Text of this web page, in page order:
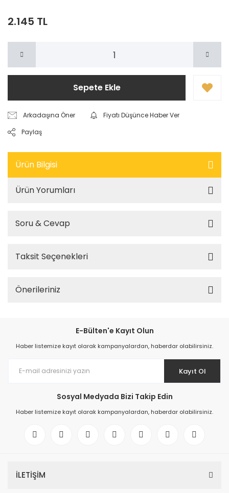
2.145 TL
Sepete Ekle
Arkadaşına Öner
Fiyatı Düşünce Haber Ver
Paylaş
Ürün Bilgisi
Ürün Yorumları
Soru & Cevap
Taksit Seçenekleri
Önerileriniz
E-Bülten'e Kayıt Olun
Haber listemize kayıt olarak kampanyalardan, haberdar olabilirsiniz.
Kayıt Ol
Sosyal Medyada Bizi Takip Edin
Haber listemize kayıt olarak kampanyalardan, haberdar olabilirsiniz.
İLETİŞİM